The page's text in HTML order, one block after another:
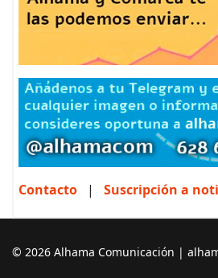
Contacto | Suscripción a
© 2026 Alhama Comunicación |